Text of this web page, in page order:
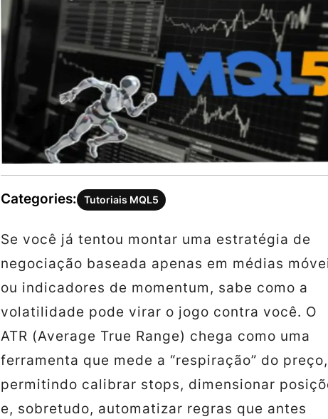
Categories: Tutoriais MQL5
Se você já tentou montar uma estratégia de
negociação baseada apenas em médias
ou indicadores de momentum, sabe como a
volatilidade pode virar o jogo contra você. O
ATR (Average True Range) chega como uma
ferramenta que mede a “respiração” do preço,
permitindo calibrar stops, dimensionar
e, sobretudo, automatizar regras que antes